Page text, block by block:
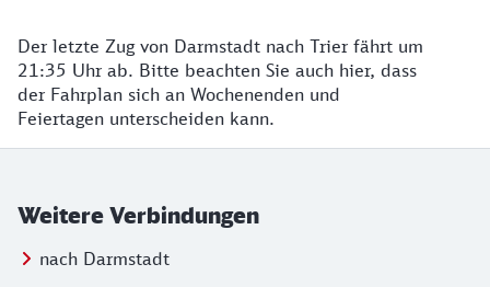
Der letzte Zug von Darmstadt nach Trier fährt um
21:35 Uhr ab. Bitte beachten Sie auch hier, dass
der Fahrplan sich an Wochenenden und
Feiertagen unterscheiden kann.
Weitere Verbindungen
nach Darmstadt